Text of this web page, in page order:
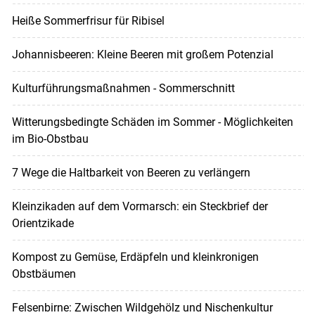
Heiße Sommerfrisur für Ribisel
Johannisbeeren: Kleine Beeren mit großem Potenzial
Kulturführungsmaßnahmen - Sommerschnitt
Witterungsbedingte Schäden im Sommer - Möglichkeiten
im Bio-Obstbau
7 Wege die Haltbarkeit von Beeren zu verlängern
Kleinzikaden auf dem Vormarsch: ein Steckbrief der
Orientzikade
Kompost zu Gemüse, Erdäpfeln und kleinkronigen
Obstbäumen
Felsenbirne: Zwischen Wildgehölz und Nischenkultur